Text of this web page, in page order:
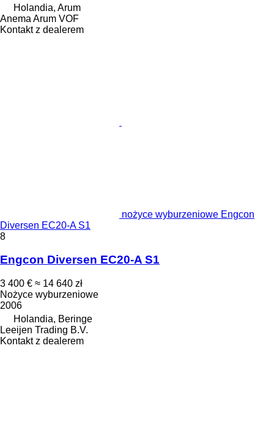
Holandia, Arum
Anema Arum VOF
Kontakt z dealerem
nożyce wyburzeniowe Engcon
Diversen EC20-A S1
8
Engcon Diversen EC20-A S1
3 400 € ≈ 14 640 zł
Nożyce wyburzeniowe
2006
Holandia, Beringe
Leeijen Trading B.V.
Kontakt z dealerem